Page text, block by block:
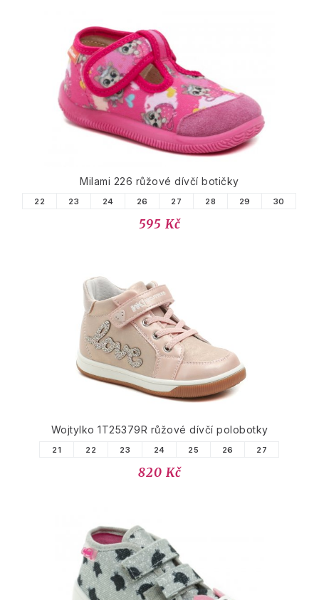
Milami 226 růžové dívčí botičky
22 23 24 26 27 28 29 30
595 Kč
Wojtylko 1T25379R růžové dívčí polobotky
21 22 23 24 25 26 27
820 Kč